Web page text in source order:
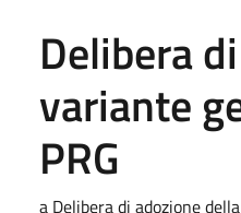
Delibera
variante
PRG
a Delibera di adozione